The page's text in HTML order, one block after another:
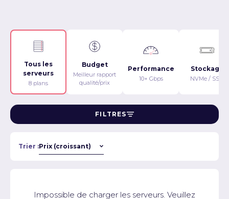
Tous les
serveurs
8 plans
Budget
Meilleur rapport
qualité/prix
Performance
10+ Gbps
Stockage
NVMe / SSD
FILTRES
Trier :
Impossible de charger les serveurs. Veuillez